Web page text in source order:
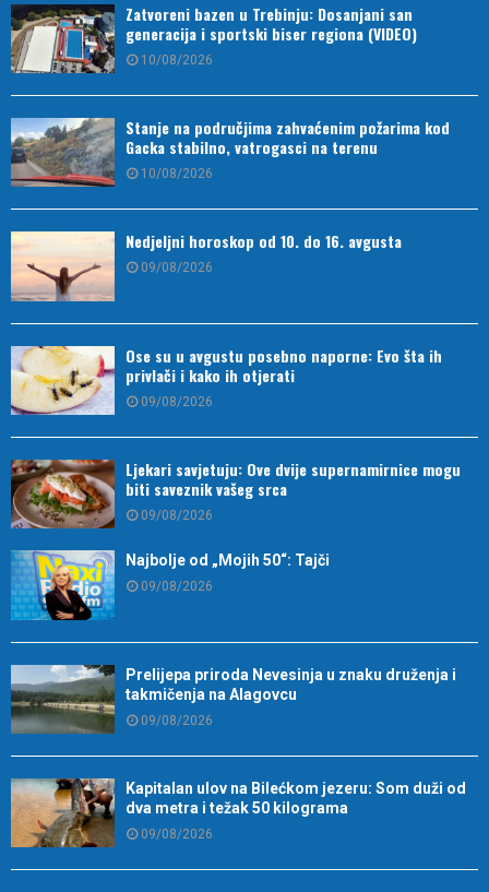
Zatvoreni bazen u Trebinju: Dosanjani san
generacija i sportski biser regiona (VIDEO)
10/08/2026
Stanje na područjima zahvaćenim požarima kod
Gacka stabilno, vatrogasci na terenu
10/08/2026
Nedjeljni horoskop od 10. do 16. avgusta
09/08/2026
Ose su u avgustu posebno naporne: Evo šta ih
privlači i kako ih otjerati
09/08/2026
Ljekari savjetuju: Ove dvije supernamirnice mogu
biti saveznik vašeg srca
09/08/2026
Najbolje od „Mojih 50“: Tajči
09/08/2026
Prelijepa priroda Nevesinja u znaku druženja i
takmičenja na Alagovcu
09/08/2026
Kapitalan ulov na Bilećkom jezeru: Som duži od
dva metra i težak 50 kilograma
09/08/2026